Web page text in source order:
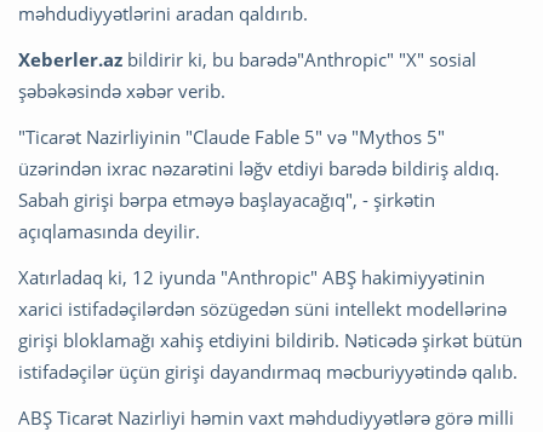
məhdudiyyətlərini aradan qaldırıb.
Xeberler.az bildirir ki, bu barədə"Anthropic" "X" sosial
şəbəkəsində xəbər verib.
"Ticarət Nazirliyinin "Claude Fable 5" və "Mythos 5"
üzərindən ixrac nəzarətini ləğv etdiyi barədə bildiriş aldıq.
Sabah girişi bərpa etməyə başlayacağıq", - şirkətin
açıqlamasında deyilir.
Xatırladaq ki, 12 iyunda "Anthropic" ABŞ hakimiyyətinin
xarici istifadəçilərdən sözügedən süni intellekt modellərinə
girişi bloklamağı xahiş etdiyini bildirib. Nəticədə şirkət bütün
istifadəçilər üçün girişi dayandırmaq məcburiyyətində qalıb.
ABŞ Ticarət Nazirliyi həmin vaxt məhdudiyyətlərə görə milli